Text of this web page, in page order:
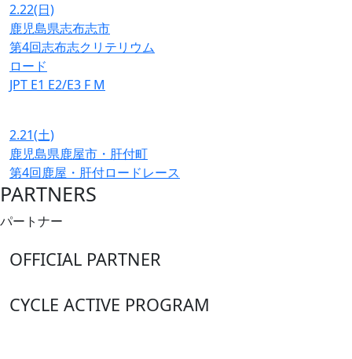
2.22(日)
鹿児島県志布志市
第4回志布志クリテリウム
ロード
JPT E1 E2/E3 F M
2.21(土)
鹿児島県鹿屋市・肝付町
第4回鹿屋・肝付ロードレース
PARTNERS
パートナー
OFFICIAL PARTNER
CYCLE ACTIVE PROGRAM